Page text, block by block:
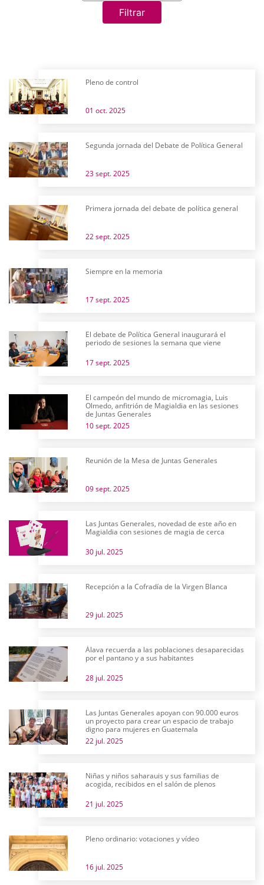
Filtrar
Pleno de control
01 oct. 2025
Segunda jornada del Debate de Política General
23 sept. 2025
Primera jornada del debate de política general
22 sept. 2025
Siempre en la memoria
17 sept. 2025
El debate de Política General inaugurará el
periodo de sesiones la semana que viene
17 sept. 2025
El campeón del mundo de micromagia, Luis
Olmedo, anfitrión de Magialdia en las sesiones
de Juntas Generales
10 sept. 2025
Reunión de la Mesa de Juntas Generales
09 sept. 2025
Las Juntas Generales, novedad de este año en
Magialdia con sesiones de magia de cerca
30 jul. 2025
Recepción a la Cofradía de la Virgen Blanca
29 jul. 2025
Álava recuerda a las poblaciones desaparecidas
por el pantano y a sus habitantes
28 jul. 2025
Las Juntas Generales apoyan con 90.000 euros
un proyecto para crear un espacio de trabajo
digno para mujeres en Guatemala
22 jul. 2025
Niñas y niños saharauis y sus familias de
acogida, recibidos en el salón de plenos
21 jul. 2025
Pleno ordinario: votaciones y vídeo
16 jul. 2025